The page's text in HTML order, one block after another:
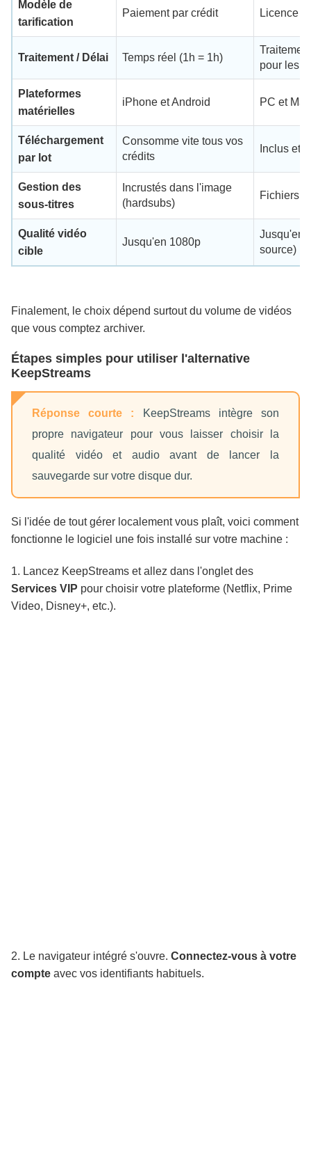
Modèle de
tarification
Paiement par crédit Licence
Traitement / Délai Temps réel (1h = 1h)
pour les
Plateformes
matérielles
iPhone et Android PC et Mac
Téléchargement
par lot
Consomme vite tous vos
crédits
Inclus et
Gestion des
sous-titres
Incrustés dans l'image
(hardsubs)
Fichiers
Qualité vidéo
cible
Jusqu'en 1080p
Jusqu'en
source)
Finalement, le choix dépend surtout du volume de vidéos
que vous comptez archiver.
Étapes simples pour utiliser l'alternative
KeepStreams
Réponse courte : KeepStreams intègre son
propre navigateur pour vous laisser choisir la
qualité vidéo et audio avant de lancer la
sauvegarde sur votre disque dur.
Si l'idée de tout gérer localement vous plaît, voici comment
fonctionne le logiciel une fois installé sur votre machine :
1. Lancez KeepStreams et allez dans l'onglet des
Services VIP pour choisir votre plateforme (Netflix, Prime
Video, Disney+, etc.).
2. Le navigateur intégré s'ouvre. Connectez-vous à votre
compte avec vos identifiants habituels.